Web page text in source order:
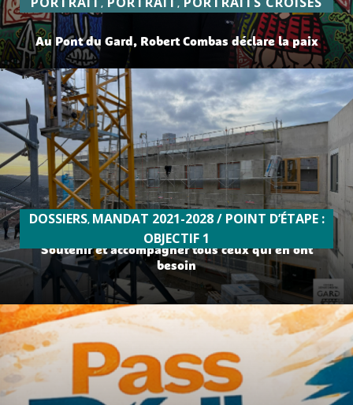
Au Pont du Gard, Robert Combas déclare la paix
, ,
Soutenir et accompagner tous ceux qui en ont
besoin
DOSSIERS, MANDAT 2021-2028 / POINT D’ÉTAPE :
OBJECTIF 1
lire plus
lire plus